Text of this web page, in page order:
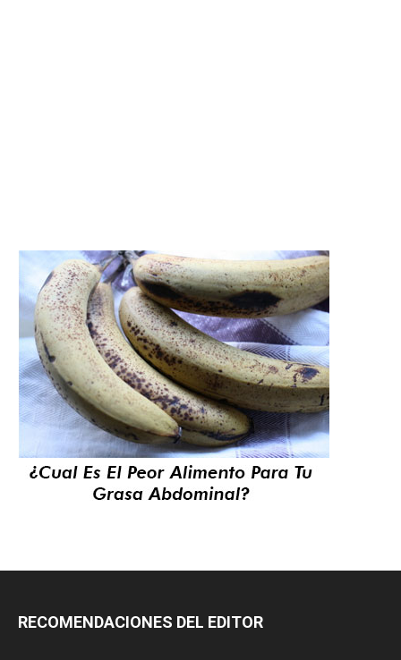
RECOMENDACIONES DEL EDITOR